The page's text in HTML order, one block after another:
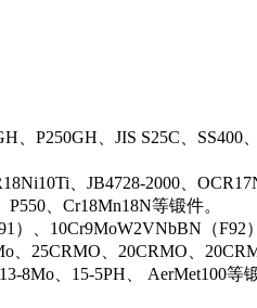
P250GH、JIS S25C、SS400
、JB4728-2000、
、Cr18Mn18N等锻件。
、10Cr9MoW2VNbBN（F92
25CRMO、20CRMO、
8Mo、15-5PH、 AerMet100等